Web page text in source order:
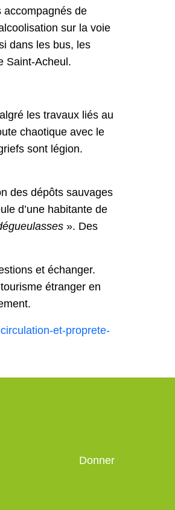
accompagnés de
sur la voie
dans les bus, les
Saint-Acheul.
les travaux liés au
chaotique avec le
sont légion.
des dépôts sauvages
d’une habitante de
». Des
et échanger.
étranger en
et-proprete-
Donner